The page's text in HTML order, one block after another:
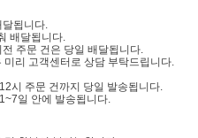
됩니다.
배달됩니다.
주문 건은 당일 배달됩니다.
리 고객센터로 상담 부탁드립니다.
시 주문 건까지 당일 발송됩니다.
일 안에 발송됩니다.